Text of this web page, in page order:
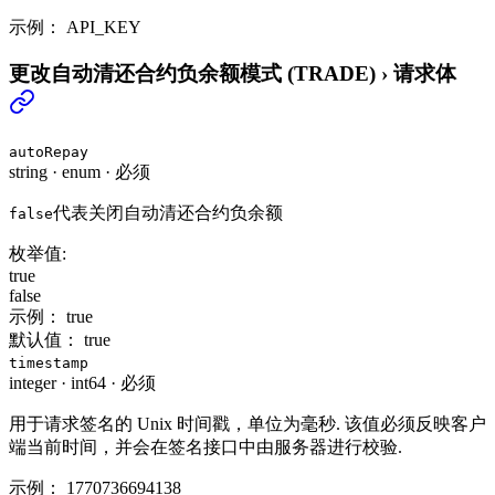
示例： API_KEY
更改自动清还合约负余额模式 (TRADE) › 请求体
autoRepay
string · enum · 必须
false代表关闭自动清还合约负余额
枚举值:
true
false
示例：
true
默认值：
true
timestamp
integer· int64 · 必须
用于请求签名的 Unix 时间戳，单位为毫秒. 该值必须反映客户
端当前时间，并会在签名接口中由服务器进行校验.
示例： 1770736694138